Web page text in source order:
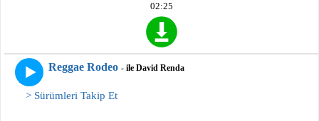
02:25
Reggae Rodeo - ile David Renda
> Sürümleri Takip Et